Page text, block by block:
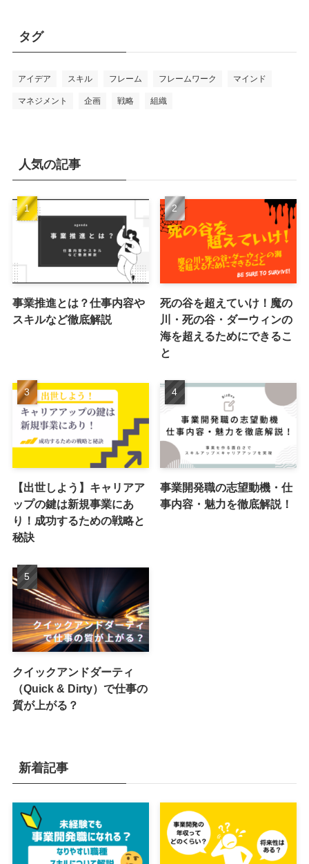
ー
タグ
アイデア スキル フレーム フレームワーク マインド
マネジメント 企画 戦略 組織
人気の記事
事業推進とは？仕事内容や
スキルなど徹底解説
死の谷を超えていけ！魔の
川・死の谷・ダーウィンの
海を超えるためにできるこ
と
【出世しよう】キャリアア
ップの鍵は新規事業にあ
り！成功するための戦略と
秘訣
事業開発職の志望動機・仕
事内容・魅力を徹底解説！
クイックアンドダーティ
（Quick & Dirty）で仕事の
質が上がる？
新着記事